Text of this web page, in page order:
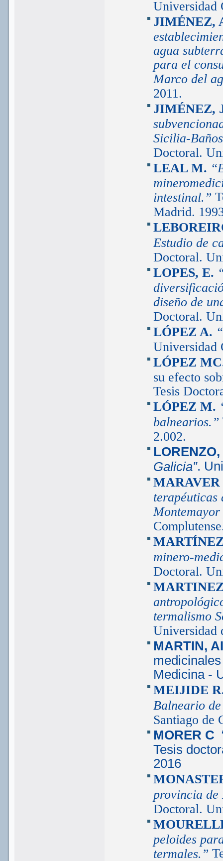
Universidad
JIMÉNEZ,
agua
para el
Marco del
2011.
JIMÉNEZ,
Sicilia-
Doctoral.
LEAL M.
intestinal.”
Madrid.
Estudio de
Doctoral.
LOPES, E.
diseño de
Doctoral.
LÓPEZ A.
Universidad
LÓPEZ
su efecto
Tesis
LÓPEZ M.
balnearios.”
2.002.
LORENZO,
Galicia”.
MARAVER
terapéuticas
minero-
Doctoral.
termalismo
Universidad
MARTIN,
Medicina -
MEIJIDE
Balneario
Santiago de
MORER C
Tesis
2016
provincia de
Doctoral.
peloides
termales.”